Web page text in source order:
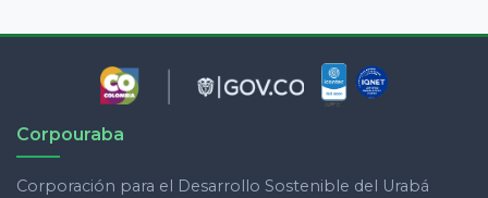
Corpouraba
Corporación para el Desarrollo Sostenible del Urabá